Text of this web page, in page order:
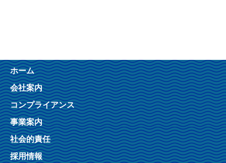
ホーム
会社案内
コンプライアンス
事業案内
社会的責任
採用情報